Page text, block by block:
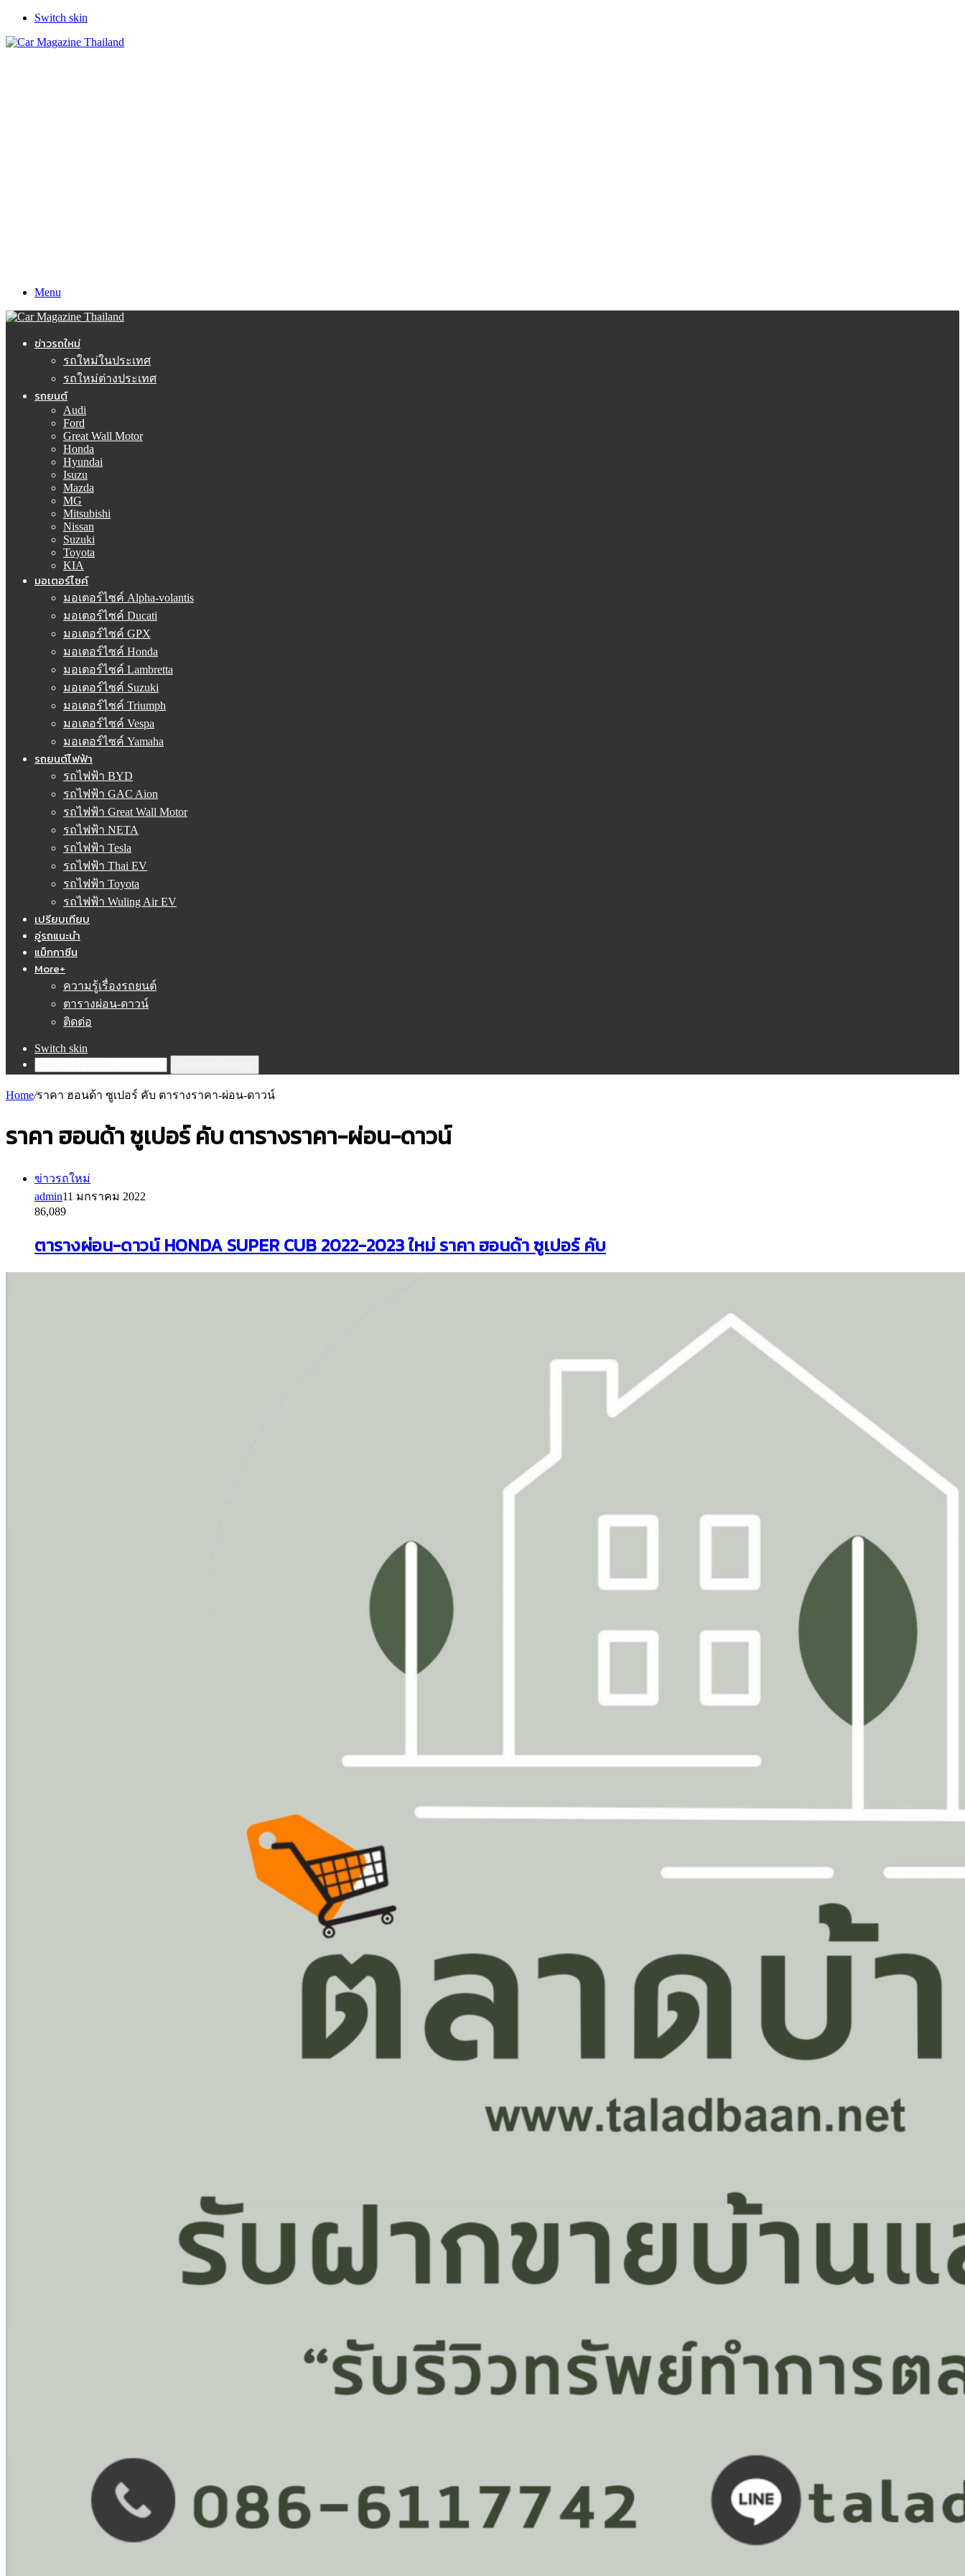
Switch skin
Menu
ข่าวรถใหม่
รถใหม่ในประเทศ
รถใหม่ต่างประเทศ
รถยนต์
Audi
Ford
Great Wall Motor
Honda
Hyundai
Isuzu
Mazda
MG
Mitsubishi
Nissan
Suzuki
Toyota
KIA
มอเตอร์ไซค์
มอเตอร์ไซค์ Alpha-volantis
มอเตอร์ไซค์ Ducati
มอเตอร์ไซค์ GPX
มอเตอร์ไซค์ Honda
มอเตอร์ไซค์ Lambretta
มอเตอร์ไซค์ Suzuki
มอเตอร์ไซค์ Triumph
มอเตอร์ไซค์ Vespa
มอเตอร์ไซค์ Yamaha
รถยนต์ไฟฟ้า
รถไฟฟ้า BYD
รถไฟฟ้า GAC Aion
รถไฟฟ้า Great Wall Motor
รถไฟฟ้า NETA
รถไฟฟ้า Tesla
รถไฟฟ้า Thai EV
รถไฟฟ้า Toyota
รถไฟฟ้า Wuling Air EV
เปรียบเทียบ
อู่รถแนะนำ
แม็กกาซีน
More+
ความรู้เรื่องรถยนต์
ตารางผ่อน-ดาวน์
ติดต่อ
Switch skin
Home/ราคา ฮอนด้า ซูเปอร์ คับ ตารางราคา-ผ่อน-ดาวน์
ราคา ฮอนด้า ซูเปอร์ คับ ตารางราคา-ผ่อน-ดาวน์
ข่าวรถใหม่
admin11 มกราคม 2022
86,089
ตารางผ่อน-ดาวน์ HONDA SUPER CUB 2022-2023 ใหม่ ราคา ฮอนด้า ซูเปอร์ คับ